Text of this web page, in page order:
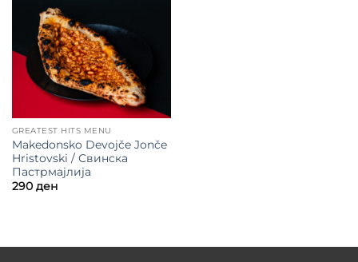
GREATEST HITS MENU
Makedonsko Devojče Jonče
Hristovski / Свинска
Пастрмајлија
290 ден